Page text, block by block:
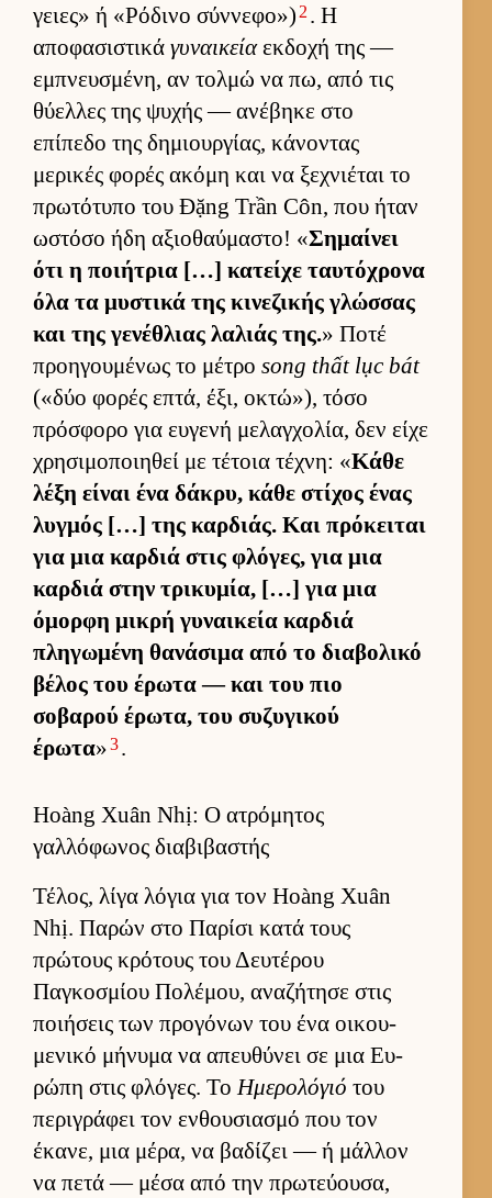
γειες» ή «Ρόδινο σύν­νεφο») 2 . Η
αποφασιστικά γυναικείαεκ­δοχή της —
εμπνευ­σμένη, αν τολμώ να πω, από τις
θύελ­λες της ψυχής — ανέβηκε στο
επίπεδο της δημιουρ­γίας, κάνοντας
μερικές φορές ακόμη και να ξεχνιέται το
πρωτότυπο του Đặng Trần Côn, που ήταν
ωστόσο ήδη αξιο­θαύ­μαστο! «Σημαί­νει
ότι η ποι­ήτρια […] κατείχε ταυ­τόχρονα
όλα τα μυστικά της κινεζικής γλώσ­σας
και της γενέθλιας λαλιάς της.» Ποτέ
προη­γου­μένως το μέτρο song thất lục bát
(«δύο φορές επτά, έξι, οκτώ»), τόσο
πρόσφορο για ευ­γενή μελαγ­χολία, δεν είχε
χρησιμοποι­ηθεί με τέτοια τέχνη: «Κάθε
λέξη εί­ναι ένα δάκρυ, κάθε στίχος ένας
λυγ­μός […] της καρ­διάς. Και πρόκει­ται
για μια καρ­διά στις φλόγες, για μια
καρ­διά στην τρικυμία, […] για μια
όμορφη μικρή γυναι­κεία καρ­διά
πληγωμένη θανάσιμα από το δια­βολικό
βέλος του έρωτα — και του πιο
σοβαρού έρωτα, του συζυγικού
έρωτα»3.
Hoàng Xuân Nhị: Ο ατρόμητος
γαλλόφωνος διαβιβαστής
Τέλος, λίγα λόγια για τον Hoàng Xuân
Nhị. Παρών στο Παρίσι κατά τους
πρώτους κρότους του Δευ­τέρου
Παγκοσμίου Πολέμου, αναζήτησε στις
ποι­ήσεις των προγόνων του ένα οι­κου­
μενικό μήνυμα να απευ­θύνει σε μια Ευ­
ρώπη στις φλόγες. ΤοΗμερολόγιό του
περιγράφει τον εν­θου­σια­σμό που τον
έκανε, μια μέρα, να βαδίζει — ή μάλ­λον
να πετά — μέσα από την πρωτεύ­ου­σα,